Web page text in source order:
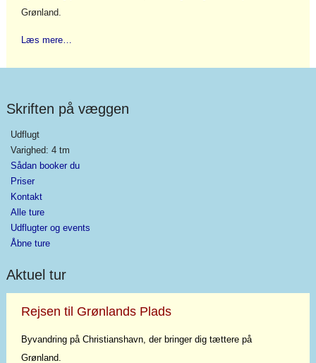
Grønland.
Læs mere…
Skriften på væggen
Udflugt
Varighed: 4 tm
Sådan booker du
Priser
Kontakt
Alle ture
Udflugter og events
Åbne ture
Aktuel tur
Rejsen til Grønlands Plads
Byvandring på Christianshavn, der bringer dig tættere på
Grønland.